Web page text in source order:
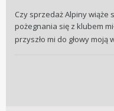
Czy sprzedaż Alpiny wiąże
pożegnania się z klubem
przyszło mi do głowy moją